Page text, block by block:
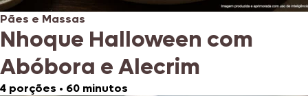
Pães e Massas
Nhoque Halloween com
Abóbora e Alecrim
4 porções • 60 minutos